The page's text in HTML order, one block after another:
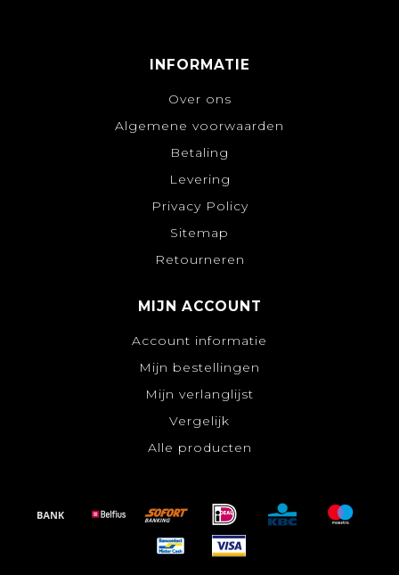
INFORMATIE
Over ons
Algemene voorwaarden
Betaling
Levering
Privacy Policy
Sitemap
Retourneren
MIJN ACCOUNT
Account informatie
Mijn bestellingen
Mijn verlanglijst
Vergelijk
Alle producten